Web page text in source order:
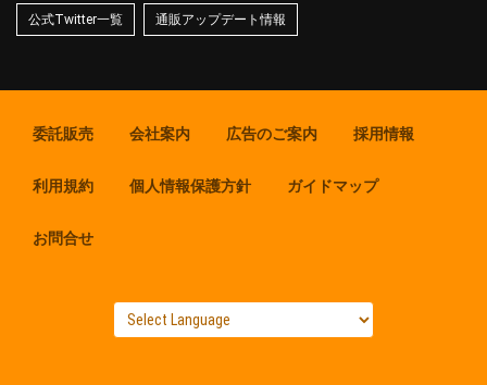
公式Twitter一覧 通販アップデート情報
委託販売 会社案内 広告のご案内 採用情報
利用規約 個人情報保護方針 ガイドマップ
お問合せ